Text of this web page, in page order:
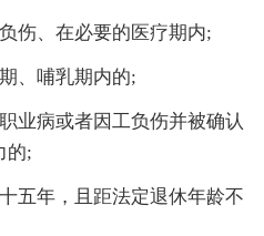
伤、在必要的医疗期内;
、哺乳期内的;
业病或者因工负伤并被确认
的;
五年，且距法定退休年龄不